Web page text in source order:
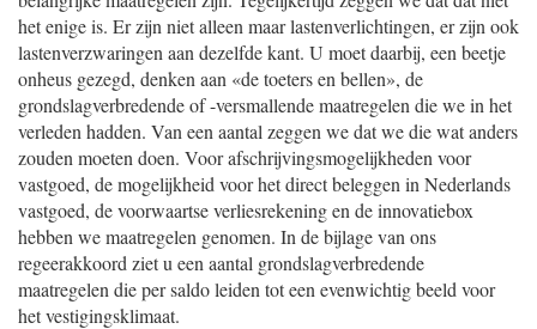
het enige is. Er zijn niet alleen maar lastenverlichtingen, er zijn ook
lastenverzwaringen aan dezelfde kant. U moet daarbij, een beetje
onheus gezegd, denken aan «de toeters en bellen», de
grondslagverbredende of -versmallende maatregelen die we in het
verleden hadden. Van een aantal zeggen we dat we die wat anders
zouden moeten doen. Voor afschrijvingsmogelijkheden voor
vastgoed, de mogelijkheid voor het direct beleggen in Nederlands
vastgoed, de voorwaartse verliesrekening en de innovatiebox
hebben we maatregelen genomen. In de bijlage van ons
regeerakkoord ziet u een aantal grondslagverbredende
maatregelen die per saldo leiden tot een evenwichtig beeld voor
het vestigingsklimaat.